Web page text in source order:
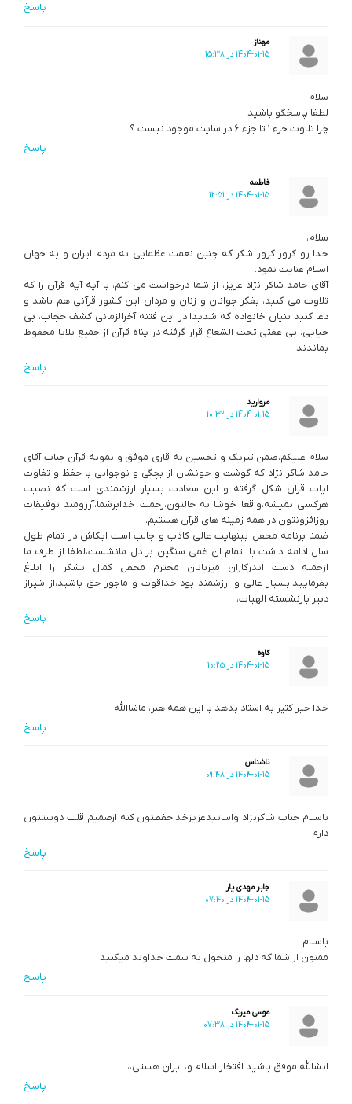
پاسخ
مهناز
1404-01-15 در 15:38
سلام
لطفا پاسخگو باشید
چرا تلاوت جزء ۱ تا جزء ۶ در سایت موجود نیست ؟
پاسخ
فاطمه
1404-01-15 در 12:51
سلام،
خدا رو کرور کرور شکر که چنین نعمت عظمایی به مردم ایران و به جهان
اسلام عنایت نمود.
آقای حامد شاکر نژاد عزیز، از شما درخواست می کنم، با آیه آیه قرآن را که
تلاوت می کنید، بفکر جوانان و زنان و مردان این کشور قرآنی هم باشد و
دعا کنید بنیان خانواده که شدیدا در این فتنه آخرالزمانی کشف حجاب، بی
حیایی، بی عفتی تحت الشعاع قرار گرفته در پناه قرآن از جميع بلایا محفوظ
بماندند
پاسخ
مروارید
1404-01-15 در 10:32
سلام علیکم،ضمن تبریک و تحسین به قاری موفق و نمونه قرآن جناب آقای
حامد شاکر نژاد که گوشت و خونشان از بچگی و نوجوانی با حفظ و تفاوت
ایات قران شکل گرفته و این سعادت بسیار ارزشمندی است که نصیب
هرکسی نمیشه،واقعا خوشا به حالتون،رحمت خدابرشما،آرزومند توفیقات
روزافزونتون در همه زمینه های قرآن هستیم،
ضمنا برنامه محفل بینهایت عالی کاذب و جالب است ایکاش در تمام طول
سال ادامه داشت با اتمام ان غمی سنگین بر دل مانشست،لطفا از طرف ما
ازجمله دست اندرکاران میزبانان محترم محفل کمال تشکر را ابلاغ
بفرمایید،بسیار عالی و ارزشمند بود خداقوت و ماجور حق باشید،از شیراز
دبیر بازنشسته الهیات،
پاسخ
کاوه
1404-01-15 در 10:25
خدا خیر کثیر به استاد بدهد با این همه هنر، ماشاالله
پاسخ
ناشناس
1404-01-15 در 09:48
باسلام جناب شاکرنژاد واساتیدعزیزخداحفظتون کنه ازصمیم قلب دوستتون
دارم
پاسخ
جابر مهدی یار
1404-01-15 در 07:40
باسلام
ممنون از شما که دلها را متحول به سمت خداوند میکنید
پاسخ
موسی میربگ
1404-01-15 در 07:38
انشالله موفق باشید افتخار اسلام و، ایران هستی،،،
پاسخ